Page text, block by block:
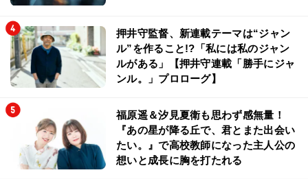
押井守監督、新連載テーマは“ジャン
ル”を作ること!?「私には私のジャン
ルがある」【押井守連載「勝手にジャ
ンル。」プロローグ】
福原遥＆汐見夏衛も思わず感無量！
『あの星が降る丘で、君とまた出会い
たい。』で高校教師になった主人公の
想いと成長に胸を打たれる